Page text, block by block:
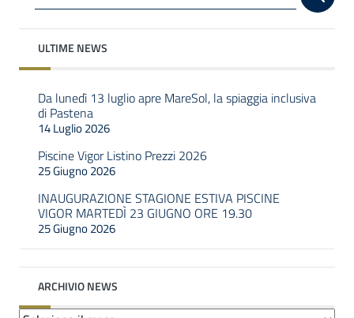
ULTIME NEWS
Da lunedì 13 luglio apre MareSol, la spiaggia inclusiva
di Pastena
14 Luglio 2026
Piscine Vigor Listino Prezzi 2026
25 Giugno 2026
INAUGURAZIONE STAGIONE ESTIVA PISCINE
VIGOR MARTEDÌ 23 GIUGNO ORE 19.30
25 Giugno 2026
ARCHIVIO NEWS